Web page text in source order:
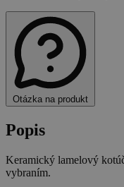
Otázka na produkt
Popis
Keramický lamelový
vybraním.